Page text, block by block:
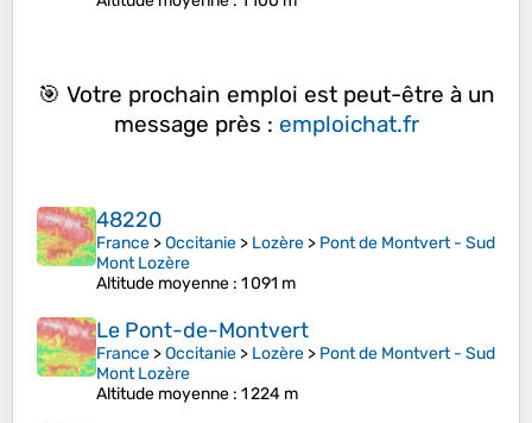
🎯 Votre prochain emploi est peut-être à un
message près : emploichat.fr
48220
France >Occitanie > Lozère > Pont de Montvert - Sud
Mont Lozère
Altitude moyenne : 1 091 m
Le Pont-de-Montvert
France >Occitanie > Lozère > Pont de Montvert - Sud
Mont Lozère
Altitude moyenne : 1 224 m